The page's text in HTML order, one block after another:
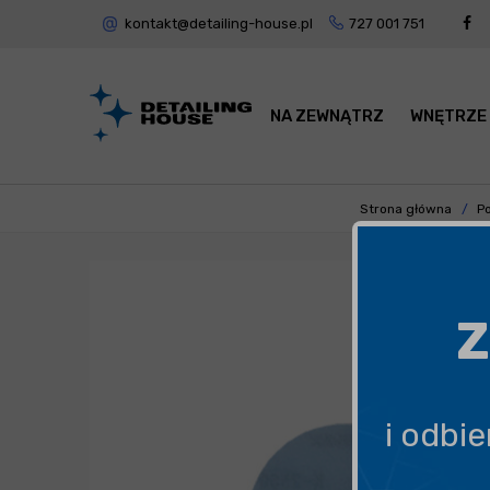
kontakt@detailing-house.pl 727 001 751
NA ZEWNĄTRZ WNĘTRZE
Strona główna
i